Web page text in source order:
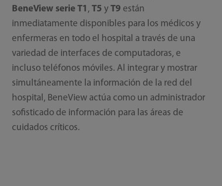
BeneView serie T1 , T5 y T9 están
inmediatamente disponibles para los médicos y
enfermeras en todo el hospital a través de una
variedad de interfaces de computadoras, e
incluso teléfonos móviles. Al integrar y mostrar
simultáneamente la información de la red del
hospital, BeneView actúa como un administrador
sofisticado de información para las áreas de
cuidados críticos.